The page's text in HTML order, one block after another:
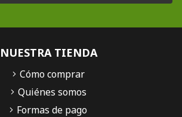
NUESTRA TIENDA
Cómo comprar
Quiénes somos
Formas de pago